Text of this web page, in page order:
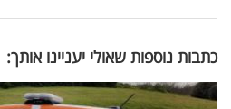
כתבות נוספות שאולי יעניינו אותך: